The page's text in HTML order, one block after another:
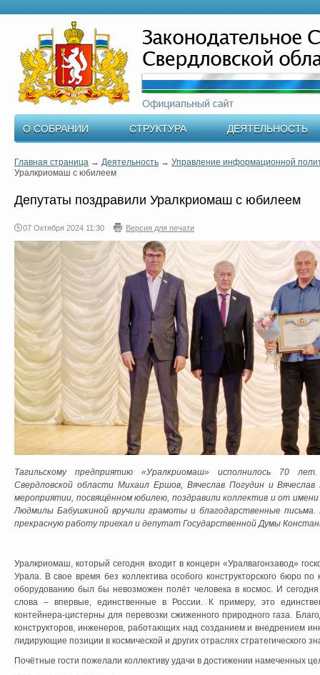
О СОБРАНИИ СТРУКТУРА ДЕЯТЕЛЬНОСТЬ
Главная страница → Деятельность → Управление информационной
Уралкриомаш с юбилеем
Депутаты поздравили Уралкриомаш с юбилеем
07 Октября 2024 11:30 Версия для печати
Тагильскому предприятию «Уралкриомаш» исполнилось 70
Свердловской области Михаил Ершов, Вячеслав Погудин и
мероприятии, посвящённом юбилею, поздравили коллектив и от
Людмилы Бабушкиной вручили грамоты и благодарственные
прекрасную работу приехал и депутат Государственной Думы
Уралкриомаш, который сегодня входит в концерн «Уралвагонзавод»
Урала. В свое время без коллектива особого конструкторского бюро
оборудованию был бы невозможен полёт человека в космос. И
слова – впервые, единственные в России. К примеру, это
контейнера-цистерны для перевозки сжиженного природного газа.
конструкторов, инженеров, работающих над созданием и внедрением
лидирующие позиции в космической и других отраслях стратегического
Почётные гости пожелали коллективу удачи в достижении намеченных